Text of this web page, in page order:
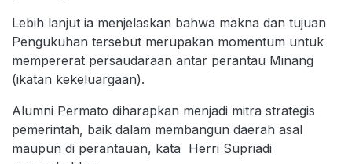
Lebih lanjut ia menjelaskan bahwa makna dan tujuan
Pengukuhan tersebut merupakan momentum untuk
mempererat persaudaraan antar perantau Minang
(ikatan kekeluargaan).
Alumni Permato diharapkan menjadi mitra strategis
pemerintah, baik dalam membangun daerah asal
maupun di perantauan, kata Herri Supriadi